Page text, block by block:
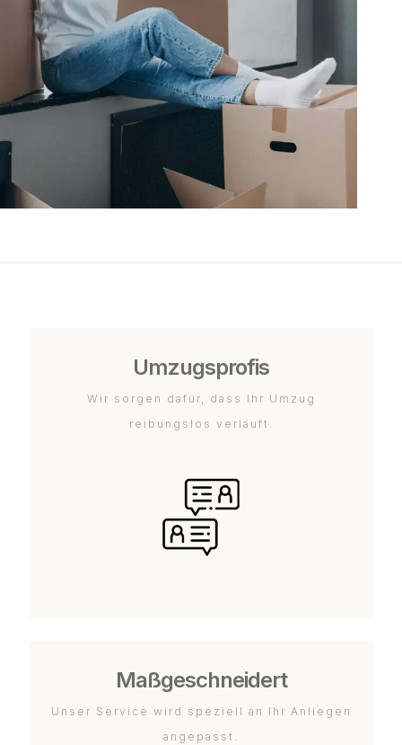
Umzugsprofis
Wir sorgen dafür, dass Ihr Umzug
reibungslos verläuft.
Maßgeschneidert
Unser Service wird speziell an Ihr Anliegen
angepasst.